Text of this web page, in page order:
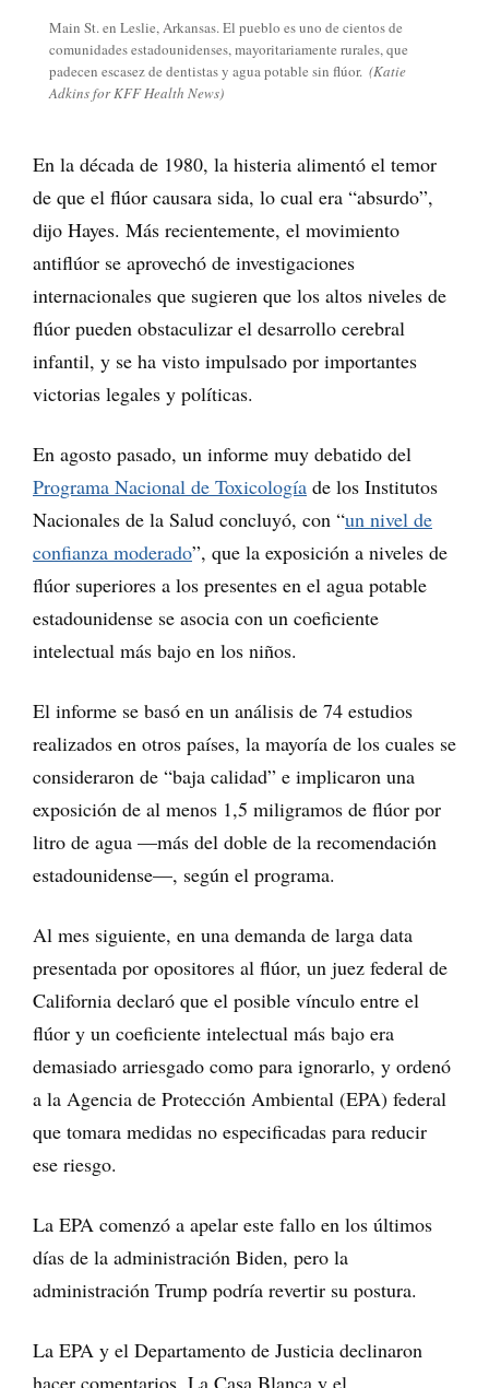
Main St. en Leslie, Arkansas. El pueblo es uno de cientos de
comunidades estadounidenses, mayoritariamente rurales, que
padecen escasez de dentistas y agua potable sin flúor. (Katie
Adkins for KFF Health News)
En la década de 1980, la histeria alimentó el temor
de que el flúor causara sida, lo cual era “absurdo”,
dijo Hayes. Más recientemente, el movimiento
antiflúor se aprovechó de investigaciones
internacionales que sugieren que los altos niveles de
flúor pueden obstaculizar el desarrollo cerebral
infantil, y se ha visto impulsado por importantes
victorias legales y políticas.
En agosto pasado, un informe muy debatido del
Programa Nacional de Toxicología de los Institutos
Nacionales de la Salud concluyó, con “un nivel de
confianza moderado”, que la exposición a niveles de
flúor superiores a los presentes en el agua potable
estadounidense se asocia con un coeficiente
intelectual más bajo en los niños.
El informe se basó en un análisis de 74 estudios
realizados en otros países, la mayoría de los cuales se
consideraron de “baja calidad” e implicaron una
exposición de al menos 1,5 miligramos de flúor por
litro de agua —más del doble de la recomendación
estadounidense—, según el programa.
Al mes siguiente, en una demanda de larga data
presentada por opositores al flúor, un juez federal de
California declaró que el posible vínculo entre el
flúor y un coeficiente intelectual más bajo era
demasiado arriesgado como para ignorarlo, y ordenó
a la Agencia de Protección Ambiental (EPA) federal
que tomara medidas no especificadas para reducir
ese riesgo.
La EPA comenzó a apelar este fallo en los últimos
días de la administración Biden, pero la
administración Trump podría revertir su postura.
La EPA y el Departamento de Justicia declinaron
hacer comentarios. La Casa Blanca y el